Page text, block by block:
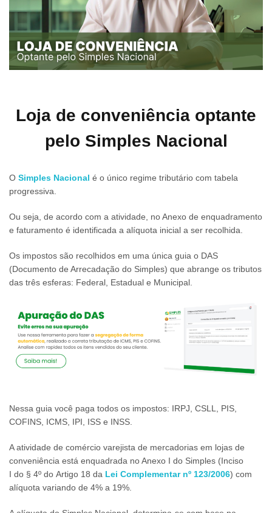
Loja de conveniência optante
pelo Simples Nacional
O Simples Nacional é o único regime tributário com tabela
progressiva.
Ou seja, de acordo com a atividade, no Anexo de enquadramento
e faturamento é identificada a alíquota inicial a ser recolhida.
Os impostos são recolhidos em uma única guia o DAS
(Documento de Arrecadação do Simples) que abrange os tributos
das três esferas: Federal, Estadual e Municipal.
Nessa guia você paga todos os impostos: IRPJ, CSLL, PIS,
COFINS, ICMS, IPI, ISS e INSS.
A atividade de comércio varejista de mercadorias em lojas de
conveniência está enquadrada no Anexo I do Simples (Inciso
I do § 4º do Artigo 18 da Lei Complementar nº 123/2006) com
alíquota variando de 4% a 19%.